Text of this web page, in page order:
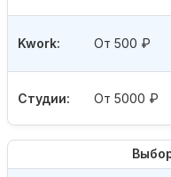
Студии: От 5000 ₽
Kwork: От 500 ₽